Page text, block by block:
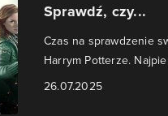
Sprawdź, czy...
Czas na sprawdzenie
Harrym Potterze.
26.07.2025